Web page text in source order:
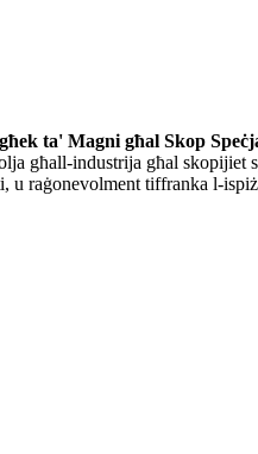
ta' Magni għal Skop
għall-industrija għal
u raġonevolment tiffranka l-